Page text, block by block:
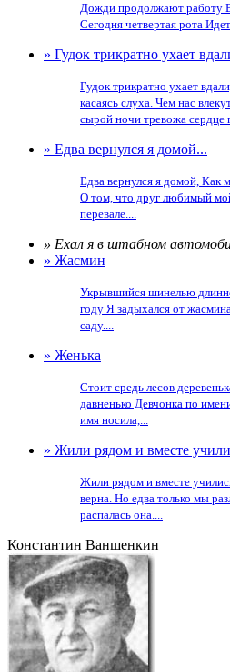
Дожди продолжают работу
Сегодня четвертая рота
» Гудок трикратно ухает
Гудок трикратно ухает
касаясь слуха. Чем нас
сырой ночи тревожа сердце
» Едва вернулся я домой...
Едва вернулся я домой, Как
О том, что друг любимый
перевале....
» Ехал я в штабном
» Жасмин
Укрывшийся шинелью
году Я задыхался от
саду....
» Женька
Стоит средь лесов
давненько Девчонка по
имя носила,...
» Жили рядом и вместе
Жили рядом и вместе
верна. Но едва только мы
распалась она....
Константин Ваншенкин